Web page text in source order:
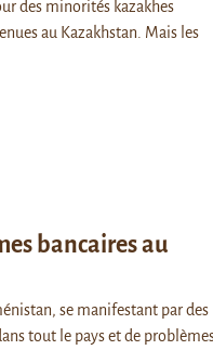
des minorités kazakhes
au Kazakhstan. Mais les
bancaires au
se manifestant par des
tout le pays et de